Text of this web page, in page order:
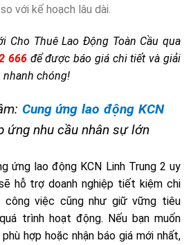
với kế hoạch lâu dài.
Cho Thuê Lao Động Toàn Cầu qua
666để được báo giá chi tiết và giải
chóng!
Cung ứng lao động KCN
ứng nhu cầu nhân sự lớn
ứng lao động KCN Linh Trung 2 uy
hỗ trợ doanh nghiệp tiết kiệm chi
việc cũng như giữ vững tiêu
trình hoạt động. Nếu bạn muốn
hợp hoặc nhận báo giá mới nhất,